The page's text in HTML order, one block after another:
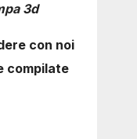
3d
con noi
compilate